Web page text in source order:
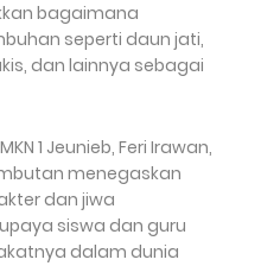
bagaimana
seperti daun jati,
dan lainnya sebagai
1 Jeunieb, Feri Irawan,
menegaskan
dan jiwa
siswa dan guru
dalam dunia